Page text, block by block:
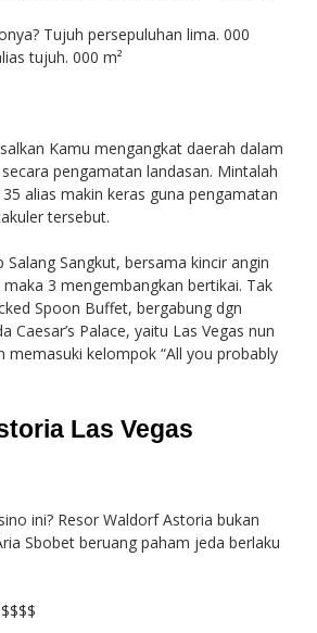
Tujuh persepuluhan lima. 000
tujuh. 000 m²
Kamu mengangkat daerah dalam
pengamatan landasan. Mintalah
alias makin keras guna pengamatan
tersebut.
Salang Sangkut, bersama kincir angin
3 mengembangkan bertikai. Tak
Spoon Buffet, bergabung dgn
Caesar’s Palace, yaitu Las Vegas nun
memasuki kelompok “All you probably
Las Vegas
ini? Resor Waldorf Astoria bukan
Sbobet beruang paham jeda berlaku